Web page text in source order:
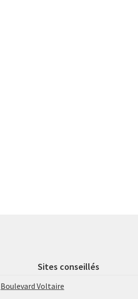
Sites conseillés
Boulevard Voltaire